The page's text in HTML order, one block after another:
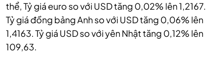
thể, Tỷ giá euro so với USD tăng 0,02% lên 1,2167.
Tỷ giá đồng bảng Anh so với USD tăng 0,06% lên
1,4163. Tỷ giá USD so với yên Nhật tăng 0,12% lên
109,63.